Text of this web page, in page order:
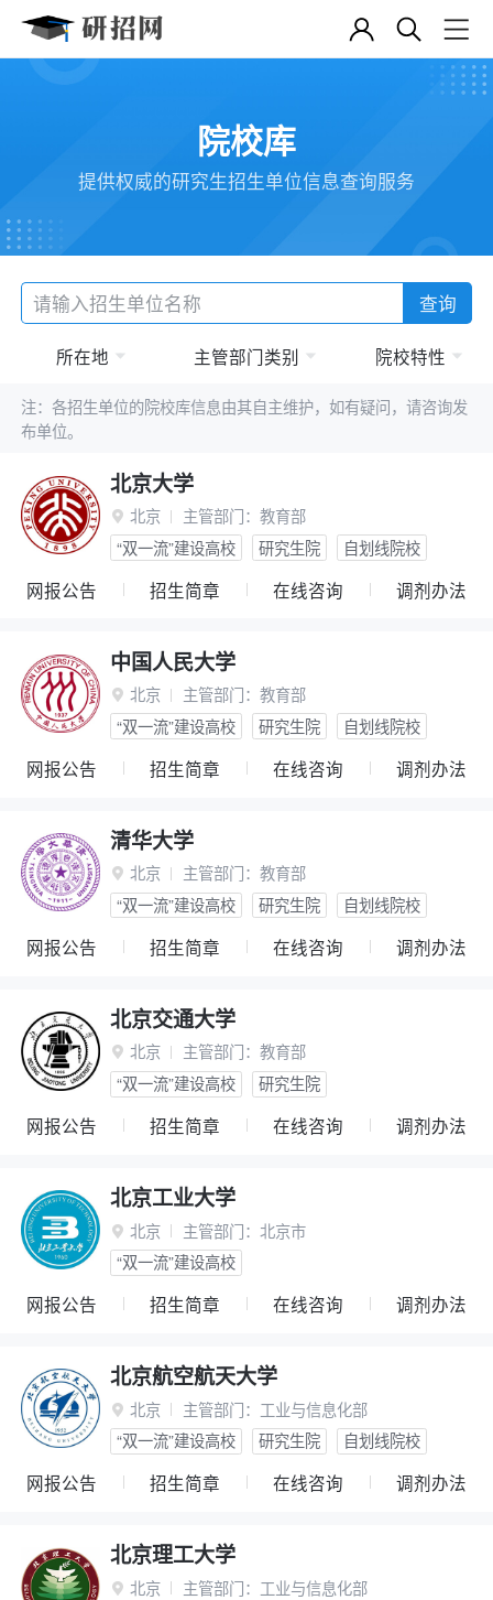
院校库
提供权威的研究生招生单位信息查询服务
查询
所在地 主管部门类别 院校特性
注：各招生单位的院校库信息由其自主维护，如有疑问，请咨询发
布单位。
北京大学
 北京 主管部门： 教育部
“双一流”建设高校
研究生院 自划线院校
网报公告 招生简章 在线咨询 调剂办法
中国人民大学
 北京 主管部门： 教育部
“双一流”建设高校
研究生院 自划线院校
网报公告 招生简章 在线咨询 调剂办法
清华大学
 北京 主管部门： 教育部
“双一流”建设高校
研究生院 自划线院校
网报公告 招生简章 在线咨询 调剂办法
北京交通大学
 北京 主管部门： 教育部
“双一流”建设高校
研究生院
网报公告 招生简章 在线咨询 调剂办法
北京工业大学
 北京 主管部门： 北京市
“双一流”建设高校
网报公告 招生简章 在线咨询 调剂办法
北京航空航天大学
 北京 主管部门： 工业与信息化部
“双一流”建设高校
研究生院 自划线院校
网报公告 招生简章 在线咨询 调剂办法
北京理工大学
 北京 主管部门： 工业与信息化部